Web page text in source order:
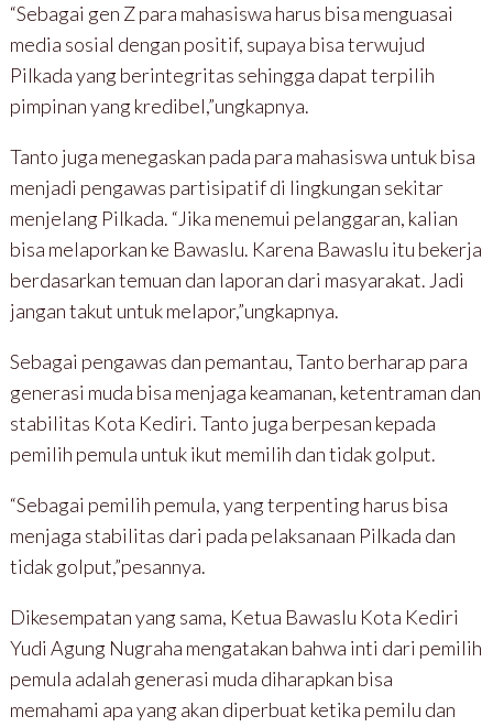
“Sebagai gen Z para mahasiswa harus bisa menguasai
media sosial dengan positif, supaya bisa terwujud
Pilkada yang berintegritas sehingga dapat terpilih
pimpinan yang kredibel,”ungkapnya.
Tanto juga menegaskan pada para mahasiswa untuk bisa
menjadi pengawas partisipatif di lingkungan sekitar
menjelang Pilkada. “Jika menemui pelanggaran, kalian
bisa melaporkan ke Bawaslu. Karena Bawaslu itu bekerja
berdasarkan temuan dan laporan dari masyarakat. Jadi
jangan takut untuk melapor,”ungkapnya.
Sebagai pengawas dan pemantau, Tanto berharap para
generasi muda bisa menjaga keamanan, ketentraman dan
stabilitas Kota Kediri. Tanto juga berpesan kepada
pemilih pemula untuk ikut memilih dan tidak golput.
“Sebagai pemilih pemula, yang terpenting harus bisa
menjaga stabilitas dari pada pelaksanaan Pilkada dan
tidak golput,”pesannya.
Dikesempatan yang sama, Ketua Bawaslu Kota Kediri
Yudi Agung Nugraha mengatakan bahwa inti dari pemilih
pemula adalah generasi muda diharapkan bisa
memahami apa yang akan diperbuat ketika pemilu dan